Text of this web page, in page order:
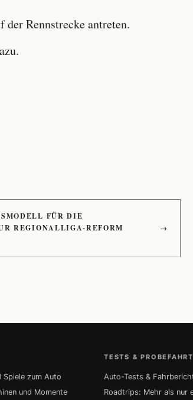
Rennstrecke antreten.
FÜR DIE
REGIONALLIGA-REFORM
→
Spiele zum Auto
und Momente
TESTS &
Auto-Tests &
Roadtrips: Mehr als nur